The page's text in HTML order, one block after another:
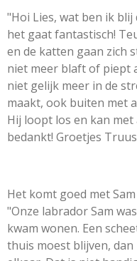
"Hoi Lies, wat ben ik
het gaat fantastisch!
en de katten gaan zich
niet meer blaft of piept
niet gelijk meer in de
maakt, ook buiten met
Hij loopt los en kan
bedankt! Groetjes
Het komt goed met Sam
"Onze labrador Sam
kwam wonen. Een
thuis moest blijven,